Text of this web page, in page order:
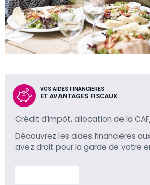
VOS AIDES FINANCIÈRES
ET AVANTAGES FISCAUX
Crédit d’impôt, allocation de la CAF,
Découvrez les aides financières
avez droit pour la garde de votre